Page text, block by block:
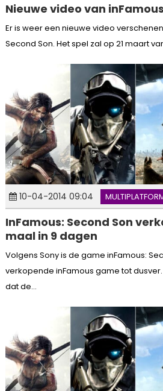
Nieuwe video van
Er is weer een nieuwe video
Second Son. Het spel zal op 21 maart
10-04-2014 09:04
InFamous: Second Son
maal in 9 dagen
Volgens Sony is de game inFamous:
verkopende inFamous game tot
dat de...